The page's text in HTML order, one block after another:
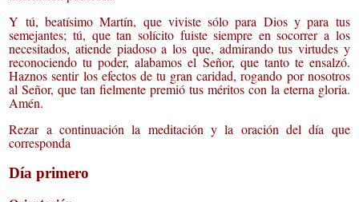
Y tú, beatísimo Martín, que viviste sólo para Dios y para tus
semejantes; tú, que tan solícito fuiste siempre en socorrer a los
necesitados, atiende piadoso a los que, admirando tus virtudes y
reconociendo tu poder, alabamos el Señor, que tanto te ensalzó.
Haznos sentir los efectos de tu gran caridad, rogando por nosotros
al Señor, que tan fielmente premió tus méritos con la eterna gloria.
Amén.
Rezar a continuación la meditación y la oración del día que
corresponda
Día primero